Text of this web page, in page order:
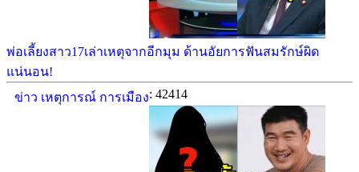
พ่อเลี้ยงสาว17เล่าเหตุจากอีกมุม ด้านอัยการฟันสมรักษ์ผิด
แน่นอน!
ข่าว เหตุการณ์ การเมือง: 42414